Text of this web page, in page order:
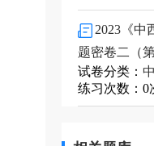
2023《中
题密卷二（
试卷分类：
练习次数：0